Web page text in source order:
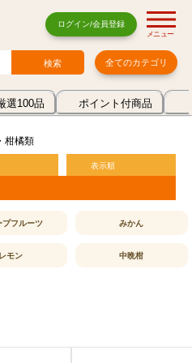
ログイン/会員登録
メニュー
全てのカテゴリ
選100品 ポイント付商品
柑橘類
表示順
プフルーツ みかん
レモン 中晩柑